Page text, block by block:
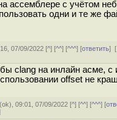
ассемблере с учётом
одни и те же
07/09/2022 [^] [^^] [^^^] [ответить][
clang на инлайн асме, с
offset не
(ok), 09:01, 07/09/2022 [^] [^^] [^^^] [